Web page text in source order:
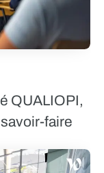
QUALIOPI,
faire